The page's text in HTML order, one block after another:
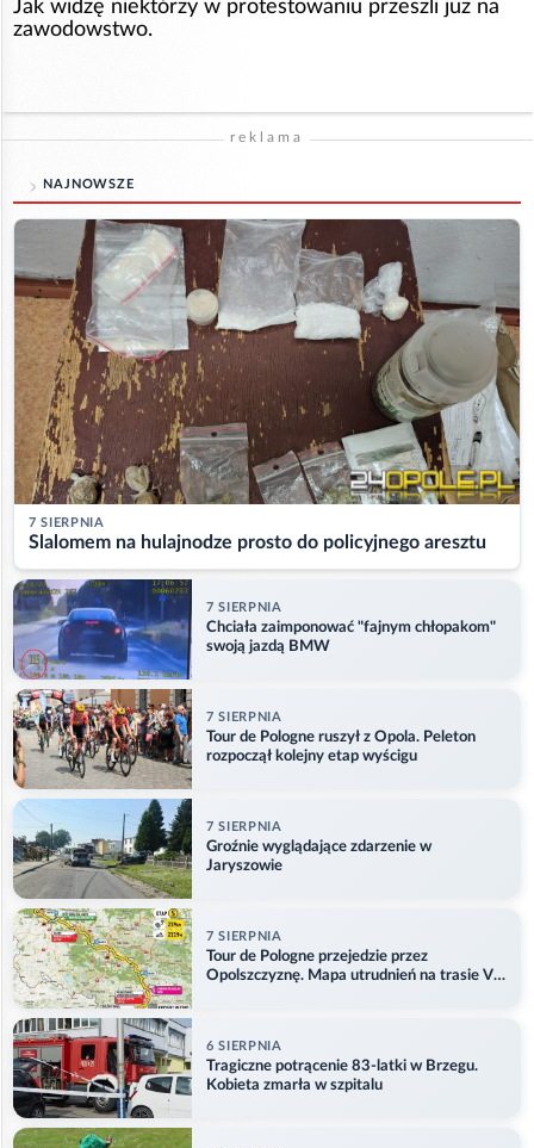
Jak widzę niektórzy w protestowaniu przeszli już na
zawodowstwo.
reklama
NAJNOWSZE
7 SIERPNIA
Slalomem na hulajnodze prosto do policyjnego aresztu
7 SIERPNIA
Chciała zaimponować "fajnym chłopakom"
swoją jazdą BMW
7 SIERPNIA
Tour de Pologne ruszył z Opola. Peleton
rozpoczął kolejny etap wyścigu
7 SIERPNIA
Groźnie wyglądające zdarzenie w
Jaryszowie
7 SIERPNIA
Tour de Pologne przejedzie przez
Opolszczyznę. Mapa utrudnień na trasie V
6 SIERPNIA
Tragiczne potrącenie 83-latki w Brzegu.
Kobieta zmarła w szpitalu